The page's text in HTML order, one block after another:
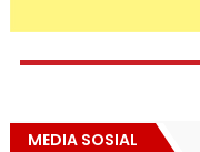
MEDIA SOSIAL